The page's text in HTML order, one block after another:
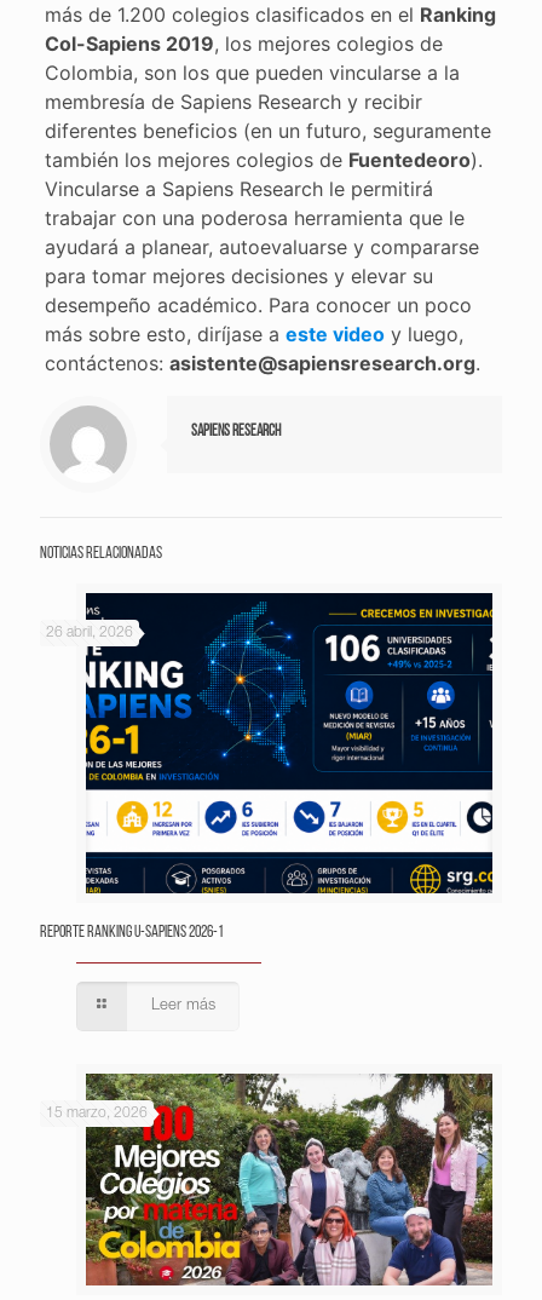
más de 1.200 colegios clasificados en el Ranking
Col-Sapiens 2019, los mejores colegios de
Colombia, son los que pueden vincularse a la
membresía de Sapiens Research y recibir
diferentes beneficios (en un futuro, seguramente
también los mejores colegios de Fuentedeoro).
Vincularse a Sapiens Research le permitirá
trabajar con una poderosa herramienta que le
ayudará a planear, autoevaluarse y compararse
para tomar mejores decisiones y elevar su
desempeño académico. Para conocer un poco
más sobre esto, diríjase a este videoy luego,
contáctenos: asistente@sapiensresearch.org.
Sapiens Research
Noticias relacionadas
26 abril, 2026
Reporte Ranking U-Sapiens 2026-1
Leer más
15 marzo, 2026